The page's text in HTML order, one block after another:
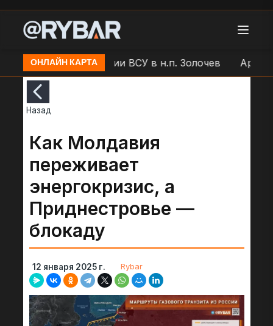
ОНЛАЙН КАРТА
по позиции ВСУ в н.п. Золочев
Назад
Как Молдавия
переживает
энергокризис, а
Приднестровье —
блокаду
12 января 2025 г. Rybar